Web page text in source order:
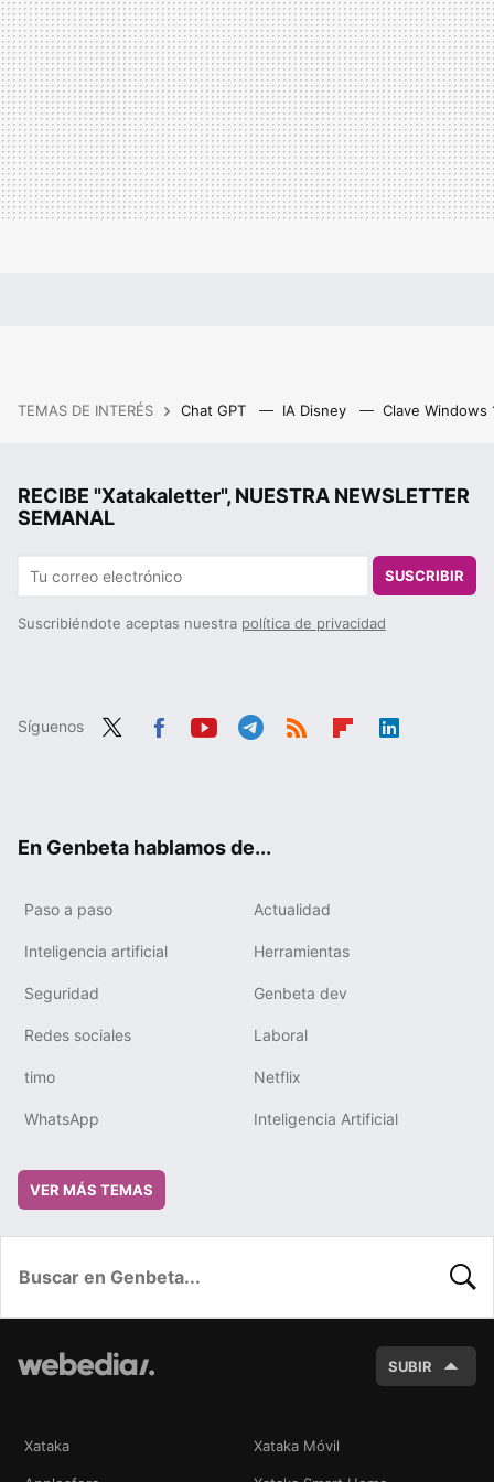
TEMAS DE INTERÉS Chat GPT IA Disney Clave Windows
RECIBE "Xatakaletter", NUESTRA NEWSLETTER
SEMANAL
SUSCRIBIR
Suscribiéndote aceptas nuestra política de privacidad
Síguenos
En Genbeta hablamos de...
Paso a paso Actualidad
Inteligencia artificial Herramientas
Seguridad Genbeta dev
Redes sociales Laboral
timo Netflix
WhatsApp Inteligencia Artificial
VER MÁS TEMAS
SUBIR
Xataka Xataka Móvil